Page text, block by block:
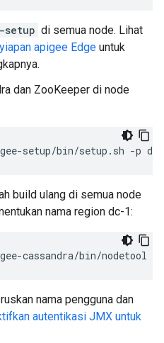
setup di semua node. Lihat
apigee Edge untuk
dan ZooKeeper di node
setup/bin/setup.sh -p
build ulang di semua node
nama region dc-1:
cassandra/bin/nodetool
nama pengguna dan
autentikasi JMX untuk